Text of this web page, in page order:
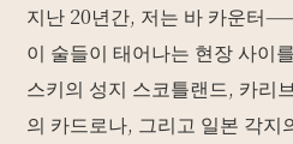
지난 20년간, 저는 바 카운터
이 술들이 태어나는 현장 사이
스키의 성지 스코틀랜드, 카리
의 카드로나, 그리고 일본 각지